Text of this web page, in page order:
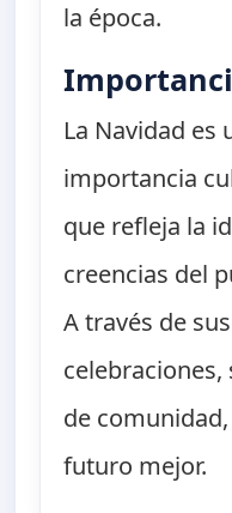
la época.
La Navidad es
importancia
que refleja la
creencias del
A través de
de
futuro mejor.